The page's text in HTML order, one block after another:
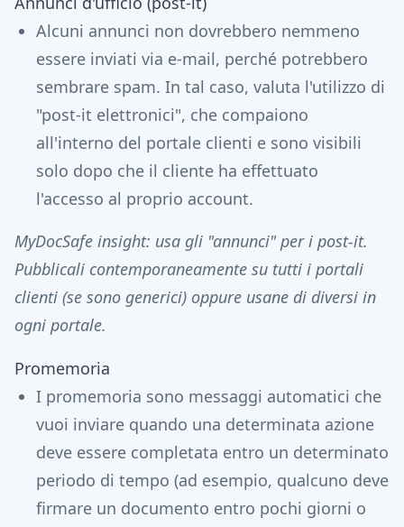
Alcuni annunci non dovrebbero nemmeno
essere inviati via e-mail, perché potrebbero
sembrare spam. In tal caso, valuta l'utilizzo di
"post-it elettronici", che compaiono
all'interno del portale clienti e sono visibili
solo dopo che il cliente ha effettuato
l'accesso al proprio account.
MyDocSafe insight: usa gli "annunci" per i post-it.
Pubblicali contemporaneamente su tutti i portali
clienti (se sono generici) oppure usane di diversi in
ogni portale.
Promemoria
I promemoria sono messaggi automatici che
vuoi inviare quando una determinata azione
deve essere completata entro un determinato
periodo di tempo (ad esempio, qualcuno deve
firmare un documento entro pochi giorni o